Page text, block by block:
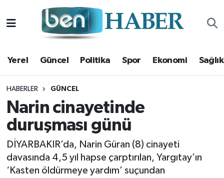
Yerel Güncel Politika Spor Ekonomi Sağlık
HABERLER GÜNCEL
Narin cinayetinde
duruşması günü
DİYARBAKIR’da, Narin Güran (8) cinayeti
davasında 4,5 yıl hapse çarptırılan, Yargıtay’ın
‘Kasten öldürmeye yardım’ suçundan
Yerel
Güncel
Politika
Spor
Ekonomi
Sağlık
Hava Durumu
Trafik Durumu
Süper Lig Puan Durumu ve Fikstür
Tüm Manşetler
Son Dakika Haberleri
Haber Arşivi